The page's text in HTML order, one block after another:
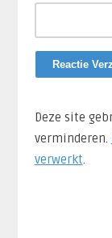
Deze site
verminderen.
verwerkt.